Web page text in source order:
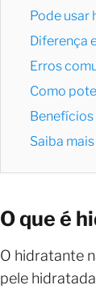
Pode usar
Diferença
Erros
Como
Saiba mais
O que é
O hidratante
pele